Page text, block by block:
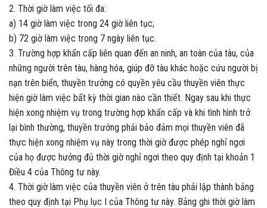
2. Thời giờ làm việc tối đa:
a) 14 giờ làm việc trong 24 giờ liên tục;
b) 72 giờ làm việc trong 7 ngày liên tục.
3. Trường hợp khẩn cấp liên quan đến an ninh, an toàn của tàu, của
những người trên tàu, hàng hóa, giúp đỡ tàu khác hoặc cứu người bị
nạn trên biển, thuyền trưởng có quyền yêu cầu thuyền viên thực
hiện giờ làm việc bất kỳ thời gian nào cần thiết. Ngay sau khi thực
hiện xong nhiệm vụ trong trường hợp khẩn cấp và khi tình hình trở
lại bình thường, thuyền trưởng phải bảo đảm mọi thuyền viên đã
thực hiện xong nhiệm vụ này trong thời giờ được phép nghỉ ngơi
của họ được hưởng đủ thời giờ nghỉ ngơi theo quy định tại khoản 1
Điều 4 của Thông tư này.
4. Thời giờ làm việc của thuyền viên ở trên tàu phải lập thành bảng
theo quy định tại Phụ lục I của Thông tư này. Bảng ghi thời giờ làm